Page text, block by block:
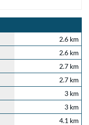
2.6 km
2.6 km
2.7 km
2.7 km
3 km
3 km
4.1 km